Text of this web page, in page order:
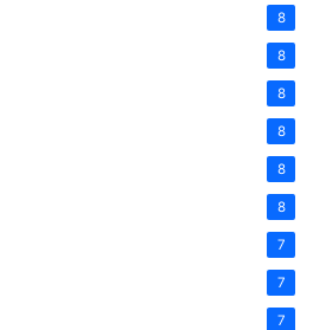
8
8
8
8
8
8
7
7
7